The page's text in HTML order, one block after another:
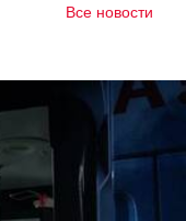
Все новости